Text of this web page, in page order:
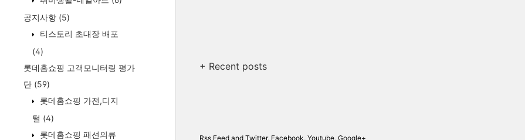
공지사항 (5)
티스토리 초대장 배포
(4)
롯데홈쇼핑 고객모니터링 평가
단 (59)
롯데홈쇼핑 가전,디지
털 (4)
롯데홈쇼핑 패션의류
+ Recent posts
Rss Feedand Twitter, Facebook, Youtube, Google+